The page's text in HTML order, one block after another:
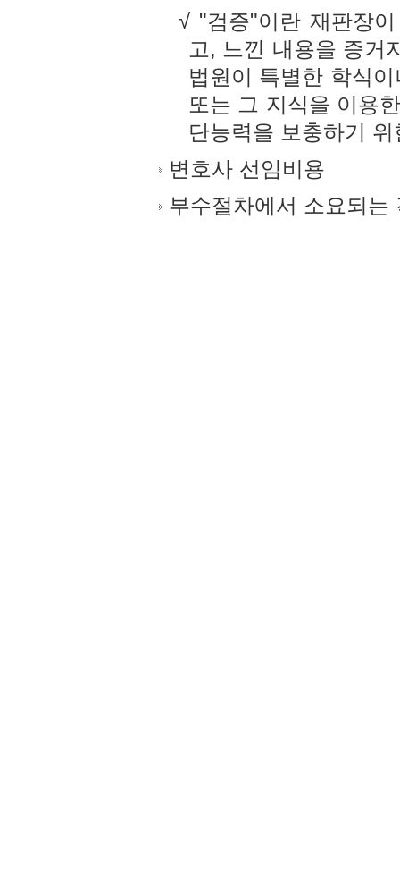
√ "검증"이란 재판장
고, 느낀 내용을 증거
법원이 특별한 학식
또는 그 지식을 이용
단능력을 보충하기
변호사 선임비용
부수절차에서 소요되는